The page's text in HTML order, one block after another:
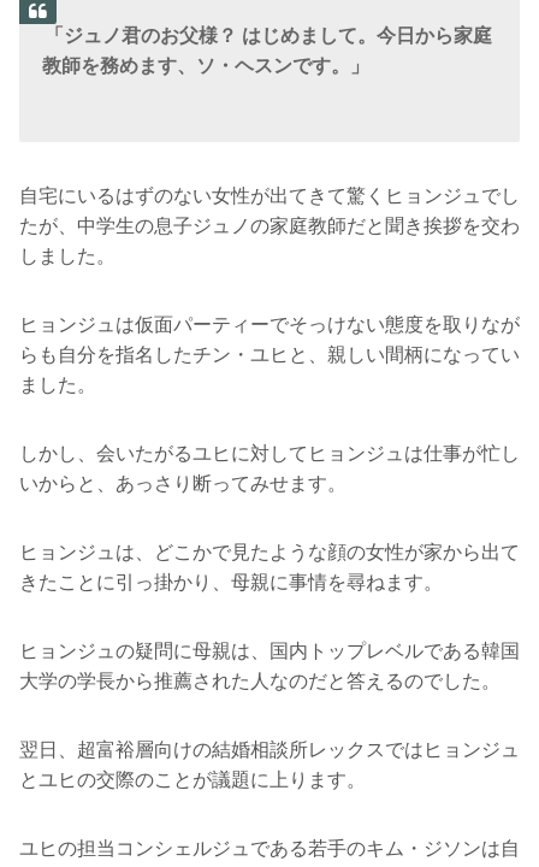
「ジュノ君のお父様？ はじめまして。今日から家庭
教師を務めます、ソ・ヘスンです。」
自宅にいるはずのない女性が出てきて驚くヒョンジュでし
たが、中学生の息子ジュノの家庭教師だと聞き挨拶を交わ
しました。
ヒョンジュは仮面パーティーでそっけない態度を取りなが
らも自分を指名したチン・ユヒと、親しい間柄になってい
ました。
しかし、会いたがるユヒに対してヒョンジュは仕事が忙し
いからと、あっさり断ってみせます。
ヒョンジュは、どこかで見たような顔の女性が家から出て
きたことに引っ掛かり、母親に事情を尋ねます。
ヒョンジュの疑問に母親は、国内トップレベルである韓国
大学の学長から推薦された人なのだと答えるのでした。
翌日、超富裕層向けの結婚相談所レックスではヒョンジュ
とユヒの交際のことが議題に上ります。
ユヒの担当コンシェルジュである若手のキム・ジソンは自